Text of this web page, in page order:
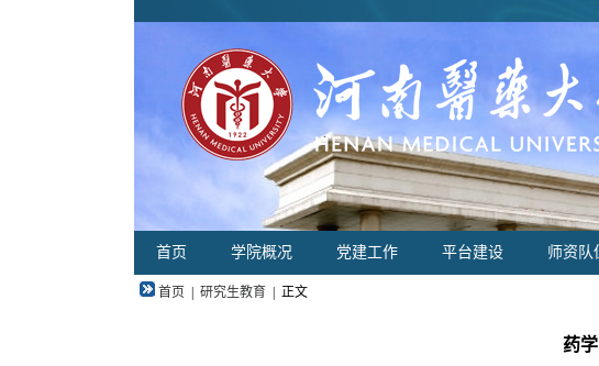
首页 学院概况 党建工作 平台建设 师资队
首页 研究生教育 正文
药